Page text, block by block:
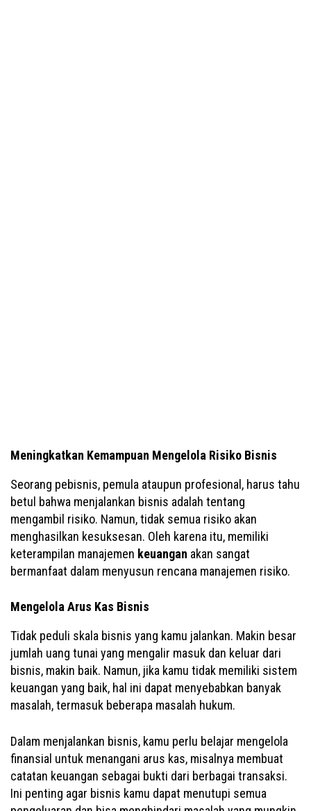
Meningkatkan Kemampuan Mengelola Risiko Bisnis
Seorang pebisnis, pemula ataupun profesional, harus tahu
betul bahwa menjalankan bisnis adalah tentang
mengambil risiko. Namun, tidak semua risiko akan
menghasilkan kesuksesan. Oleh karena itu, memiliki
keterampilan manajemen keuangan akan sangat
bermanfaat dalam menyusun rencana manajemen risiko.
Mengelola Arus Kas Bisnis
Tidak peduli skala bisnis yang kamu jalankan. Makin besar
jumlah uang tunai yang mengalir masuk dan keluar dari
bisnis, makin baik. Namun, jika kamu tidak memiliki sistem
keuangan yang baik, hal ini dapat menyebabkan banyak
masalah, termasuk beberapa masalah hukum.
Dalam menjalankan bisnis, kamu perlu belajar mengelola
finansial untuk menangani arus kas, misalnya membuat
catatan keuangan sebagai bukti dari berbagai transaksi.
Ini penting agar bisnis kamu dapat menutupi semua